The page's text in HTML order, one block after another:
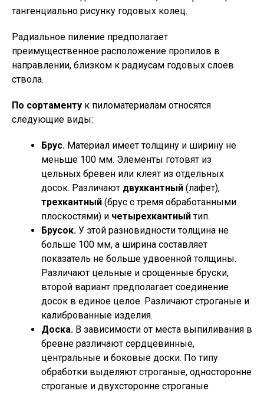
тангенциально рисунку годовых колец.
Радиальное пиление предполагает
преимущественное расположение пропилов в
направлении, близком к радиусам годовых слоев
ствола.
По сортаменту к пиломатериалам относятся
следующие виды:
Брус. Материал имеет толщину и ширину не
меньше 100 мм. Элементы готовят из
цельных бревен или клеят из отдельных
досок. Различают двухкантный (лафет),
трехкантный (брус с тремя обработанными
плоскостями) и четырехкантныйтип.
Брусок. У этой разновидности толщина не
больше 100 мм, а ширина составляет
показатель не больше удвоенной толщины.
Различают цельные и срощенные бруски,
второй вариант предполагает соединение
досок в единое целое. Различают строганые и
калиброванные изделия.
Доска. В зависимости от места выпиливания в
бревне различают сердцевинные,
центральные и боковые доски. По типу
обработки выделяют строганые, односторонне
строганые и двухсторонне строганые